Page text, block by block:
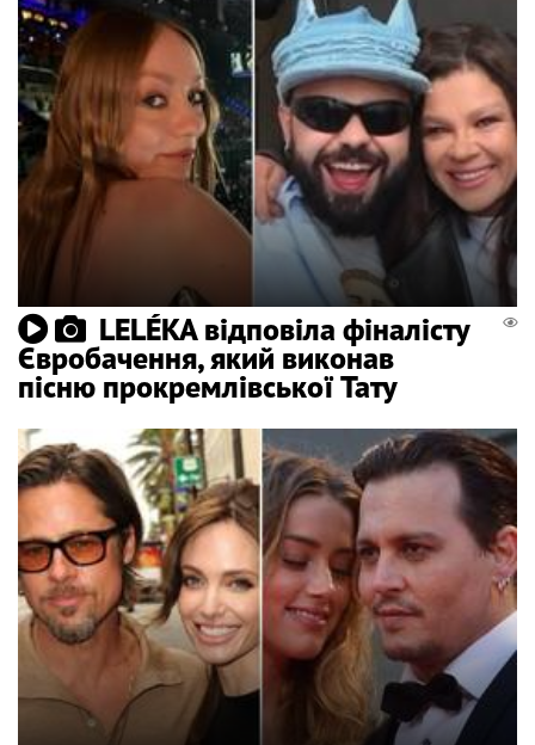
LELÉKA відповіла фіналісту
Євробачення, який виконав
пісню прокремлівської Тату